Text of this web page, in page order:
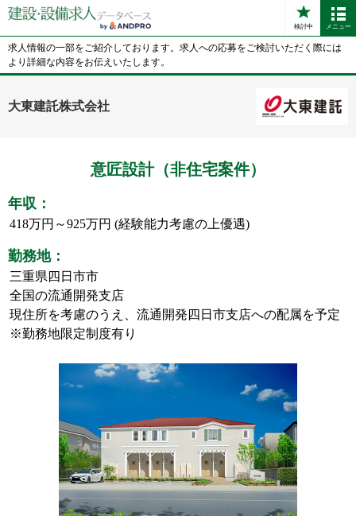
検討中 メニュー
求人情報の一部をご紹介しております。求人への応募をご検討いただく際には
より詳細な内容をお伝えいたします。
大東建託株式会社
意匠設計（非住宅案件）
年収：
418万円～925万円 (経験能力考慮の上優遇)
勤務地：
三重県四日市市
全国の流通開発支店
現住所を考慮のうえ、流通開発四日市支店への配属を予定
※勤務地限定制度有り